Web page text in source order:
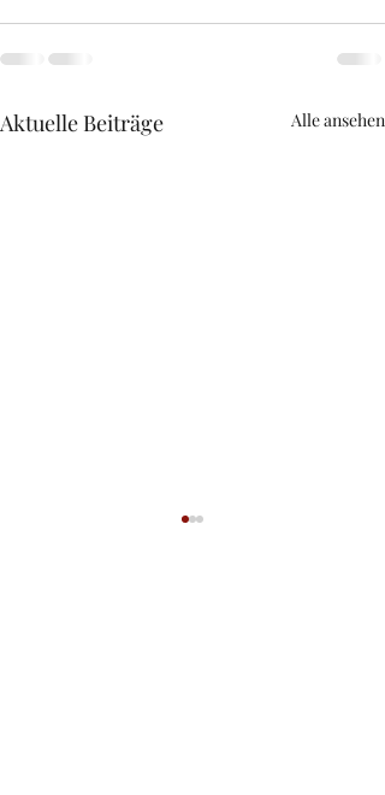
Aktuelle Beiträge Alle ansehen